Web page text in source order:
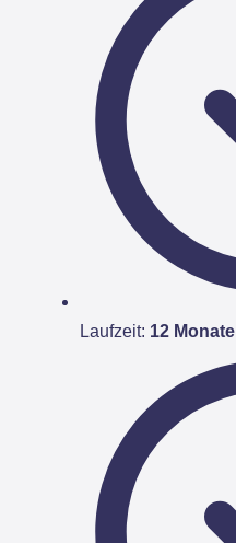
Laufzeit: 12 Monate